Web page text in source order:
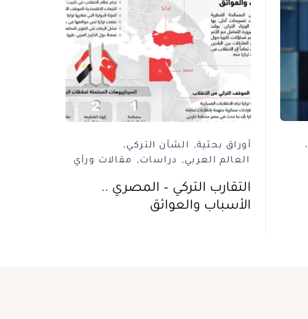
أوراق بحثية
الشأن التركي
العالم العربي
دراسات مقالات ورأي
التقارب التركي – المصري ..
الأسباب والعوائق